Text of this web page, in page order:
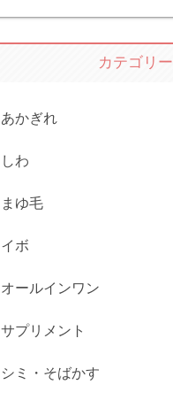
カテゴリー
あかぎれ
しわ
まゆ毛
イボ
オールインワン
サプリメント
シミ・そばかす